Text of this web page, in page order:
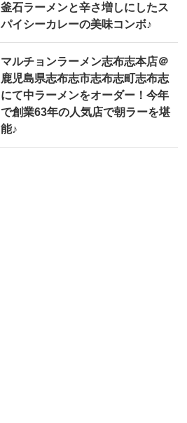
釜石ラーメンと辛さ増しにしたス
パイシーカレーの美味コンボ♪
マルチョンラーメン志布志本店＠
鹿児島県志布志市志布志町志布志
にて中ラーメンをオーダー！今年
で創業63年の人気店で朝ラーを堪
能♪